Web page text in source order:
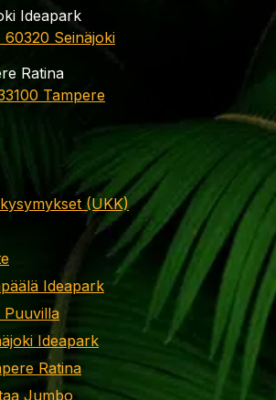
Ideapark
60320 Seinäjoki
Ratina
Tampere
(UKK)
Ideapark
Ideapark
Ratina
Jumbo